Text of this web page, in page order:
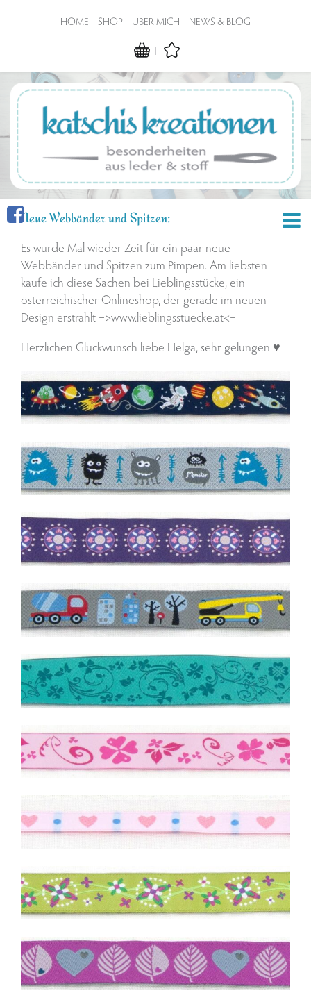
HOME SHOP ÜBER MICH NEWS & BLOG
Neue Webbänder und Spitzen:
Es wurde Mal wieder Zeit für ein paar neue
Webbänder und Spitzen zum Pimpen. Am liebsten
kaufe ich diese Sachen bei Lieblingsstücke, ein
österreichischer Onlineshop, der gerade im neuen
Design erstrahlt =>www.lieblingsstuecke.at<=
Herzlichen Glückwunsch liebe Helga, sehr gelungen ♥